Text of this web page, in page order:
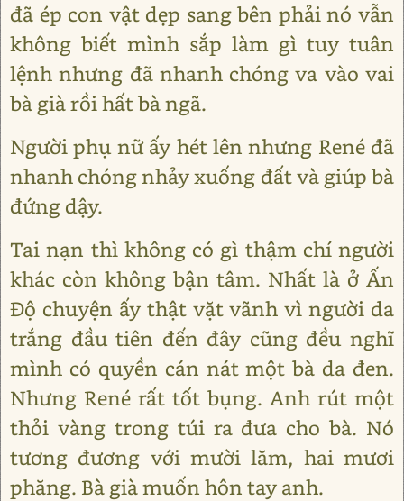
đã ép con vật dẹp sang bên phải nó vẫn
không biết mình sắp làm gì tuy tuân
lệnh nhưng đã nhanh chóng va vào vai
bà già rồi hất bà ngã.
Người phụ nữ ấy hét lên nhưng René đã
nhanh chóng nhảy xuống đất và giúp bà
đứng dậy.
Tai nạn thì không có gì thậm chí người
khác còn không bận tâm. Nhất là ở Ấn
Độ chuyện ấy thật vặt vãnh vì người da
trắng đầu tiên đến đây cũng đều nghĩ
mình có quyền cán nát một bà da đen.
Nhưng René rất tốt bụng. Anh rút một
thỏi vàng trong túi ra đưa cho bà. Nó
tương đương với mười lăm, hai mươi
phăng. Bà già muốn hôn tay anh.